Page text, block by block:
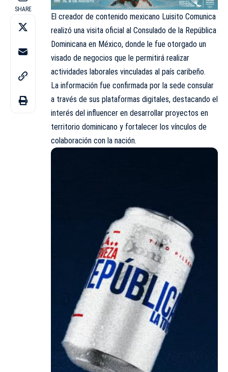
SHARE
El creador de contenido mexicano Luisito Comunica
realizó una visita oficial al Consulado de la República
Dominicana en México, donde le fue otorgado un
visado de negocios que le permitirá realizar
actividades laborales vinculadas al país caribeño.
La información fue confirmada por la sede consular
a través de sus plataformas digitales, destacando el
interés del influencer en desarrollar proyectos en
territorio dominicano y fortalecer los vínculos de
colaboración con la nación.